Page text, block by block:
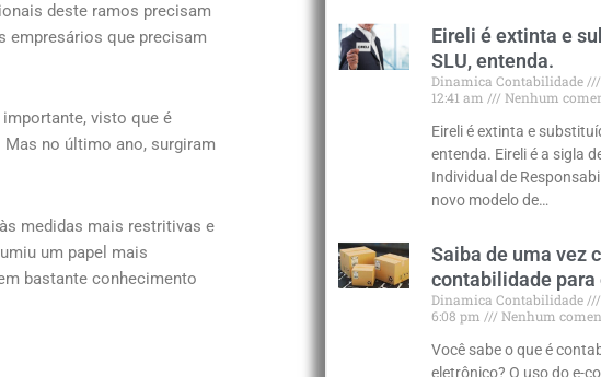
deste ramos precisam
empresários que precisam
visto que é
no último ano, surgiram
medidas mais restritivas e
um papel mais
bastante conhecimento
Eireli é extinta e
SLU, entenda.
Dinamica Contabilidade
12:41 am
Nenhum
Eireli é extinta e
entenda. Eireli é a sigla
Individual de
novo modelo de…
Saiba de uma vez
contabilidade
Dinamica Contabilidade
6:08 pm
Nenhum
Você sabe o que é
eletrônico? O uso do e-